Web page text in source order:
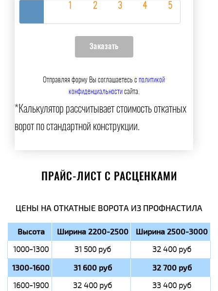
Отправляя форму Вы соглашаетесь сполитикой
конфиденциальностисайта.
*Калькулятор рассчитывает стоимость откатных
ворот по стандартной конструкции.
ПРАЙС-ЛИСТ С РАСЦЕНКАМИ
ЦЕНЫ НА ОТКАТНЫЕ ВОРОТА ИЗ ПРОФНАСТИЛА
Высота Ширина 2200-2500 Ширина 2500-3000
1000-1300 31 500 руб 32 400 руб
1300-1600 31 600 руб 32 700 руб
1600-1900 32 400 руб 33 400 руб